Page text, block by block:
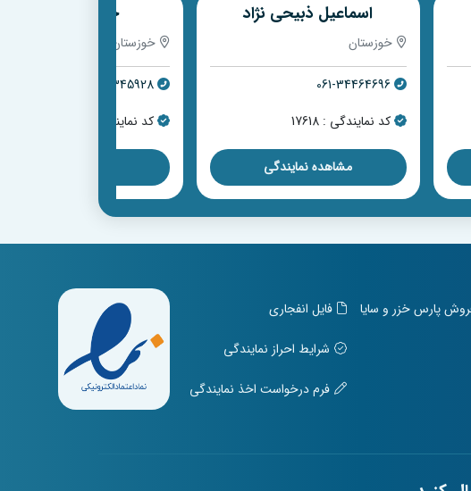
اسماعیل ذبیحی نژاد
خوزستان
061-34464696
کد نمایندگی : 17618
مشاهده نمایندگی
حسین میرزایی
خوزستان
061-52345928
کد نمایندگی : 17619
پارس خزر و سایا فایل انفجاری
شرایط احراز نمایندگی
فرم درخواست اخذ نمایندگی